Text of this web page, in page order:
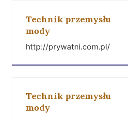
Technik przemysłu
mody
http://prywatni.com.pl/
Technik przemysłu
mody